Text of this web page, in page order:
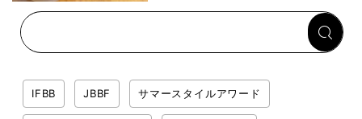
回復メシとは？
IFBB JBBF サマースタイルアワード